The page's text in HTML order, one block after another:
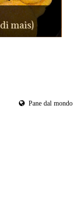
mais)
Pane dal mondo